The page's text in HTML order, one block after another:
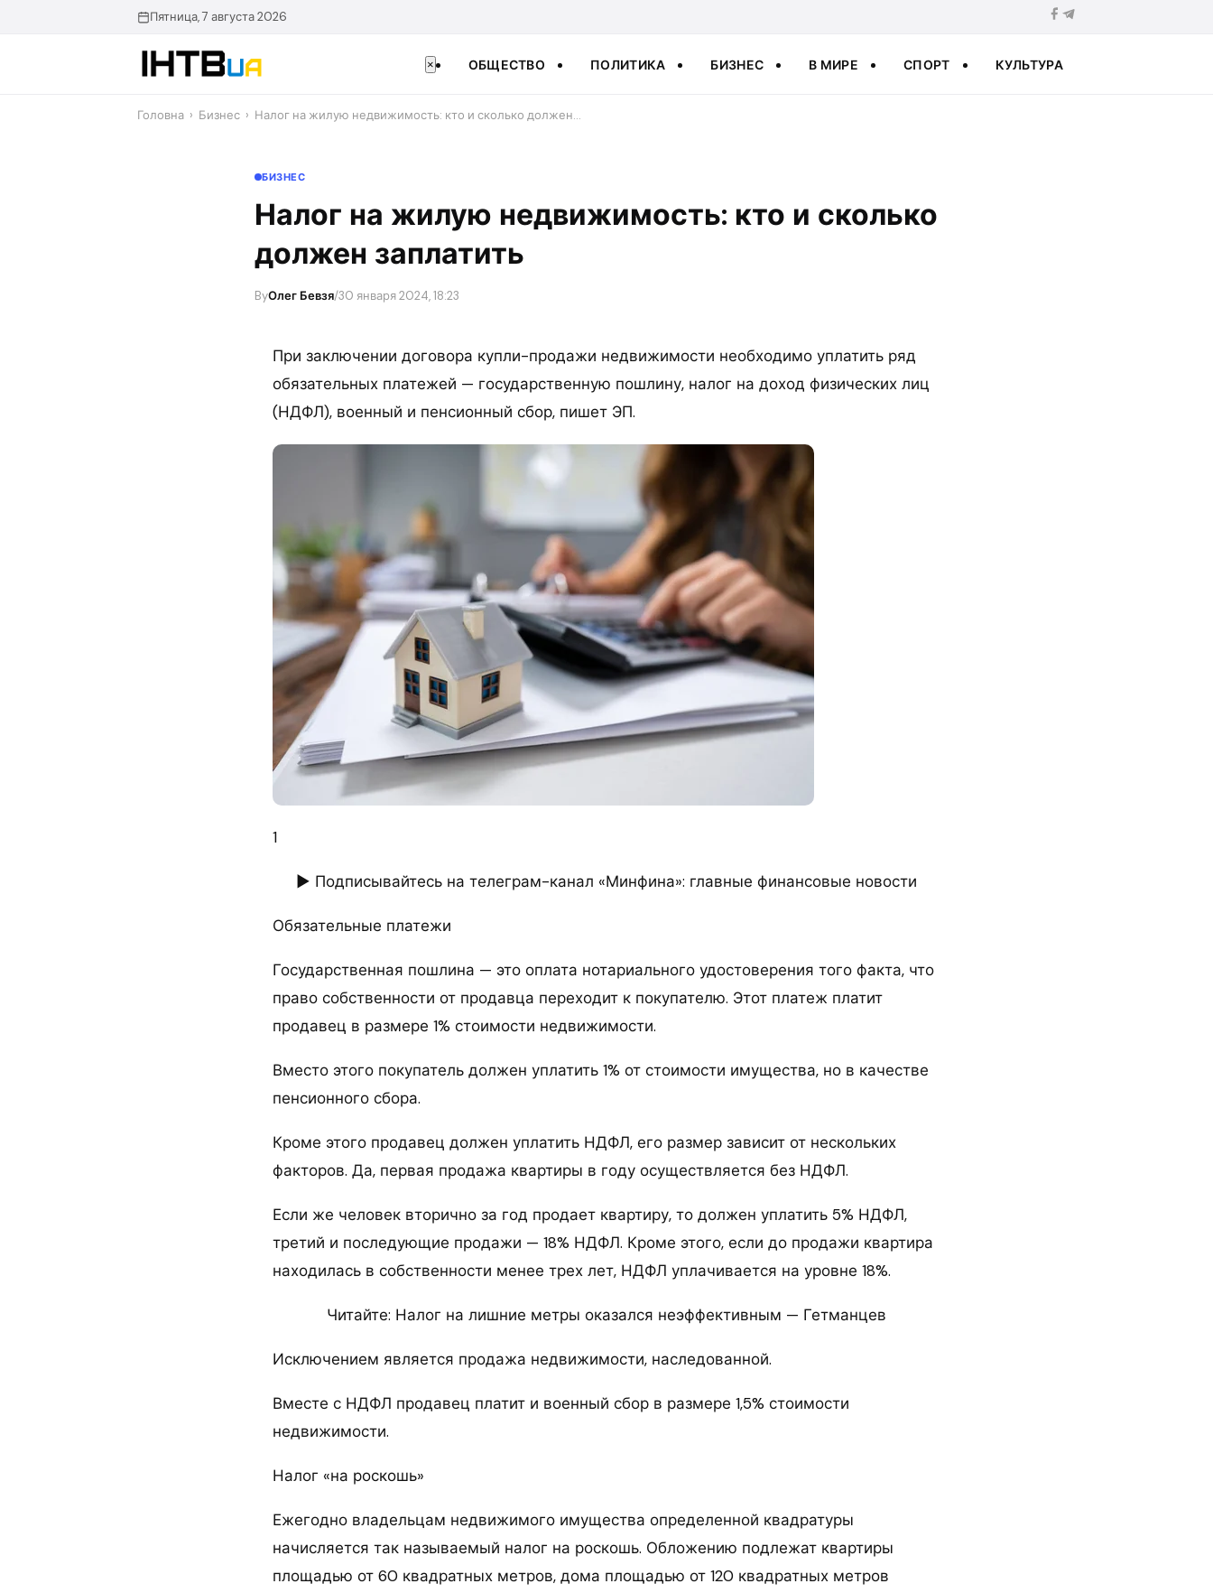
Пятница, 7 августа 2026
× ОБЩЕСТВО ПОЛИТИКА БИЗНЕС В МИРЕ СПОРТ КУЛЬТУРА
Головна › Бизнес › Налог на жилую недвижимость: кто и сколько должен…
БИЗНЕС
Налог на жилую недвижимость: кто и сколько
должен заплатить
ByОлег Бевзя/30 января 2024, 18:23
При заключении договора купли-продажи недвижимости необходимо уплатить ряд
обязательных платежей — государственную пошлину, налог на доход физических лиц
(НДФЛ), военный и пенсионный сбор, пишет ЭП.
1
► Подписывайтесь на телеграм-канал «Минфина»: главные финансовые новости
Обязательные платежи
Государственная пошлина — это оплата нотариального удостоверения того факта, что
право собственности от продавца переходит к покупателю. Этот платеж платит
продавец в размере 1% стоимости недвижимости.
Вместо этого покупатель должен уплатить 1% от стоимости имущества, но в качестве
пенсионного сбора.
Кроме этого продавец должен уплатить НДФЛ, его размер зависит от нескольких
факторов. Да, первая продажа квартиры в году осуществляется без НДФЛ.
Если же человек вторично за год продает квартиру, то должен уплатить 5% НДФЛ,
третий и последующие продажи — 18% НДФЛ. Кроме этого, если до продажи квартира
находилась в собственности менее трех лет, НДФЛ уплачивается на уровне 18%.
Читайте: Налог на лишние метры оказался неэффективным — Гетманцев
Исключением является продажа недвижимости, наследованной.
Вместе с НДФЛ продавец платит и военный сбор в размере 1,5% стоимости
недвижимости.
Налог «на роскошь»
Ежегодно владельцам недвижимого имущества определенной квадратуры
начисляется так называемый налог на роскошь. Обложению подлежат квартиры
площадью от 60 квадратных метров, дома площадью от 120 квадратных метров